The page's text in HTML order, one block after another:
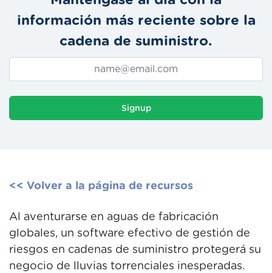
información más reciente sobre la
cadena de suministro.
Signup
<< Volver a la página de recursos
Al aventurarse en aguas de fabricación
globales, un software efectivo de gestión de
riesgos en cadenas de suministro protegerá su
negocio de lluvias torrenciales inesperadas.